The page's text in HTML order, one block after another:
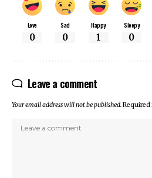
Love
0
Sad
0
Happy
1
Sleepy
0
Leave a comment
Your email address will not be published.Required